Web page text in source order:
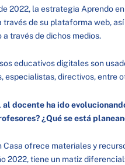
2022, la estrategia Aprendo
de su plataforma web,
través de dichos medios.
educativos digitales son
especialistas, directivos, entre
docente ha ido
¿Qué se está
ofrece materiales y
2022, tiene un matiz